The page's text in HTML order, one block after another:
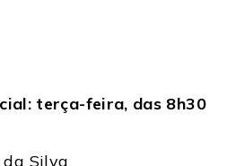
terça-feira, das 8h30
Silva